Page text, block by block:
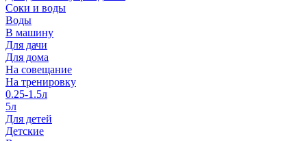
Соки и воды
Воды
В машину
Для дачи
Для дома
На совещание
На тренировку
0.25-1.5л
5л
Для детей
Детские